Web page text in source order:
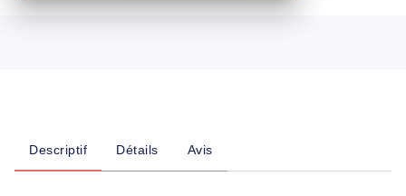
Descriptif Détails Avis